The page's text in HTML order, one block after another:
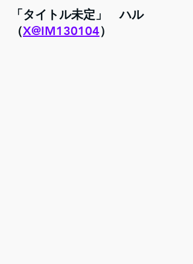
「タイトル未定」　ハル
（X@IM130104）